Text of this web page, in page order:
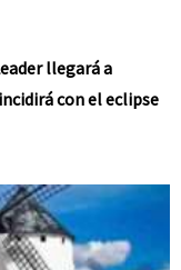
llegará a
con el eclipse